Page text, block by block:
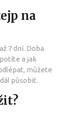
na
7 dní. Doba
a jak
můžete
působit.